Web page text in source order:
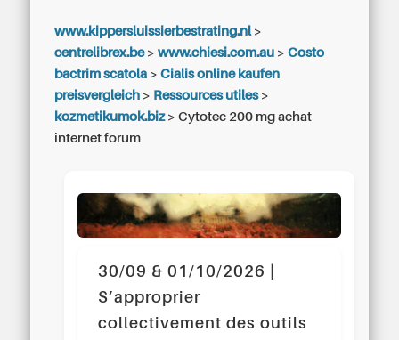
www.kippersluissierbestrating.nl>
centrelibrex.be>www.chiesi.com.au >Costo
bactrim scatola >Cialis online kaufen
preisvergleich > Ressources utiles>
kozmetikumok.biz>Cytotec 200 mg achat
internet forum
30/09 & 01/10/2026 |
S’approprier
collectivement des outils